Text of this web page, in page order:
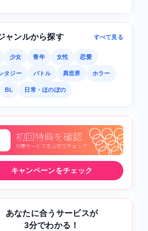
ャンルから探す すべて見る
少女 青年 女性 恋愛
タジー バトル 異世界 ホラー
BL 日常・ほのぼの
キャンペーンをチェック
あなたに合うサービスが
3分でわかる！